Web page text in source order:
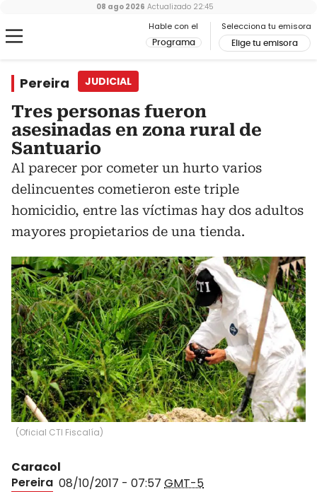
Hable con el
Programa
Selecciona tu emisora
Elige tu emisora
08 ago 2026 Actualizado 22:45
Pereira JUDICIAL
Tres personas fueron
asesinadas en zona rural de
Santuario
Al parecer por cometer un hurto varios
delincuentes cometieron este triple
homicidio, entre las víctimas hay dos adultos
mayores propietarios de una tienda.
(Oficial CTI Fiscalía)
Caracol
Pereira 08/10/2017 - 07:57 GMT-5